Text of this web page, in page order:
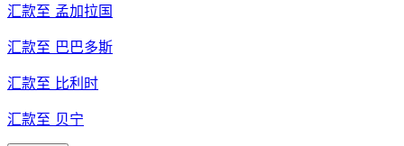
汇款至 孟加拉国
汇款至 巴巴多斯
汇款至 比利时
汇款至 贝宁